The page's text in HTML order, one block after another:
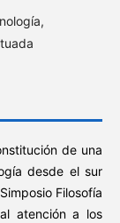
de una
desde el sur
Filosofía
atención a los